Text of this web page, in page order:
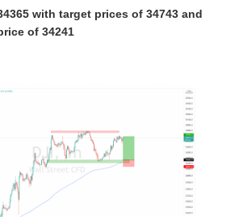
with target prices of 34743 and
of 34241